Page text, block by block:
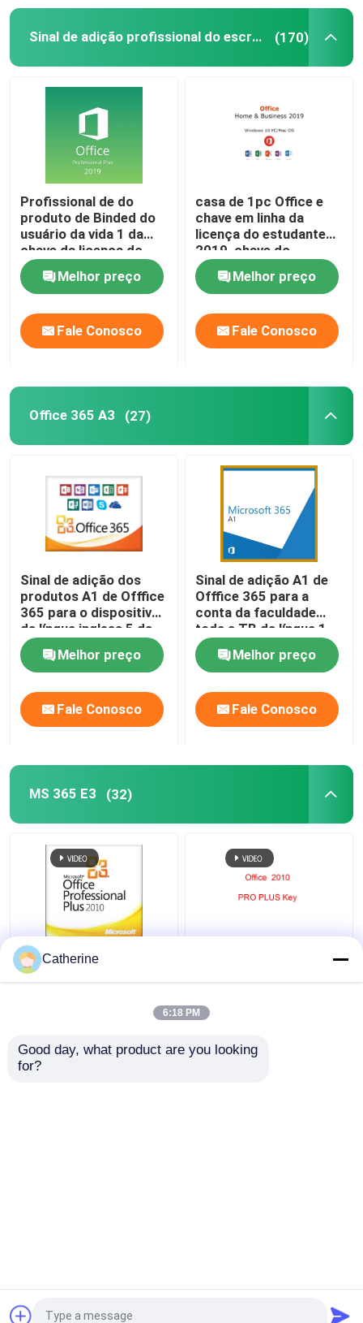
SQL 2022 STD
Sinal de adição profissional do escritório 2019 (170)
Profissional de do
produto de Binded do
usuário da vida 1 da
chave da licença do
escritório 2019 do
bloco de Digitas
Melhor preço
Fale Conosco
casa de 1pc Office e
chave em linha da
licença do estudante
2019, chave do
produto da palavra do
HB 2019Melhor preço
Fale Conosco
Office 365 A3 (27)
Sinal de adição dos
produtos A1 de Offfice
365 para o dispositivo
da língua inglesa 5 da
conta da educação
Melhor preço
Fale Conosco
Sinal de adição A1 de
Offfice 365 para a
conta da faculdade
toda a TB da língua 1
Melhor preço
Fale Conosco
MS 365 E3 (32)
Ativação 2010
completa da palavra
ativação 2010 múltipla
china.Copyright © 2026 Sunlight (HK) Software
Catherine
6:18 PM
Good day, what product are you looking
for?